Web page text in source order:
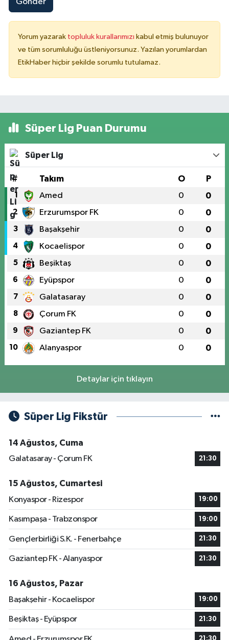
Gönder
Yorum yazarak topluluk kurallarımızı kabul etmiş bulunuyor
ve tüm sorumluluğu üstleniyorsunuz. Yazılan yorumlardan
EtikHaber hiçbir şekilde sorumlu tutulamaz.
Süper Lig Puan Durumu
Süper Lig
# Takım O P
1 Amed 0 0
2 Erzurumspor FK 0 0
3 Başakşehir 0 0
4 Kocaelispor 0 0
5 Beşiktaş 0 0
6 Eyüpspor 0 0
7 Galatasaray 0 0
8 Çorum FK 0 0
9 Gaziantep FK 0 0
10 Alanyaspor 0 0
Detaylar için tıklayın
Süper Lig Fikstür
14 Ağustos, Cuma
Galatasaray - Çorum FK
21:30
15 Ağustos, Cumartesi
Konyaspor - Rizespor
19:00
Kasımpaşa - Trabzonspor 19:00
Gençlerbirliği S.K. - Fenerbahçe 21:30
Gaziantep FK - Alanyaspor 21:30
16 Ağustos, Pazar
Başakşehir - Kocaelispor
19:00
Beşiktaş - Eyüpspor 21:30